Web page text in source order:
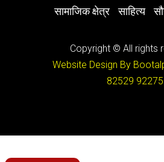
सामाजिक क्षेत्र
साहित्य
Copyright © All rights
Website Design By
82529 92275